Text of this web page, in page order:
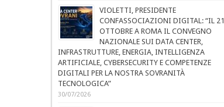
VIOLETTI, PRESIDENTE
CONFASSOCIAZIONI DIGITAL: “IL 21
OTTOBRE A ROMA IL CONVEGNO
NAZIONALE SUI DATA CENTER,
INFRASTRUTTURE, ENERGIA, INTELLIGENZA
ARTIFICIALE, CYBERSECURITY E COMPETENZE
DIGITALI PER LA NOSTRA SOVRANITÀ
TECNOLOGICA”
30/07/2026